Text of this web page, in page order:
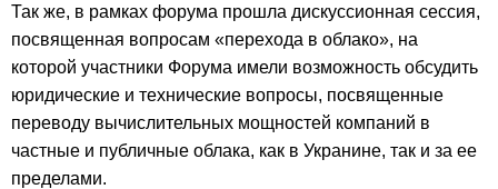
Так же, в рамках форума прошла дискуссионная сессия,
посвященная вопросам «перехода в облако», на
которой участники Форума имели возможность обсудить
юридические и технические вопросы, посвященные
переводу вычислительных мощностей компаний в
частные и публичные облака, как в Укранине, так и за ее
пределами.